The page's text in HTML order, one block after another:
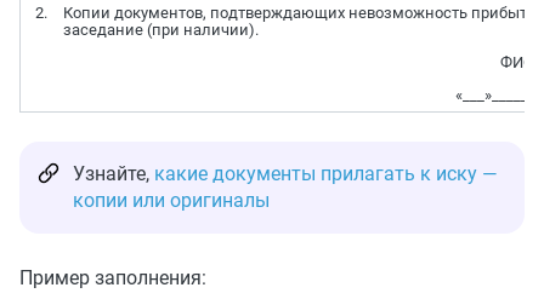
Копии документов, подтверждающих невозможность прибыть
заседание (при наличии).
ФИО
Узнайте, какие документы прилагать к иску —
копии или оригиналы
Пример заполнения: